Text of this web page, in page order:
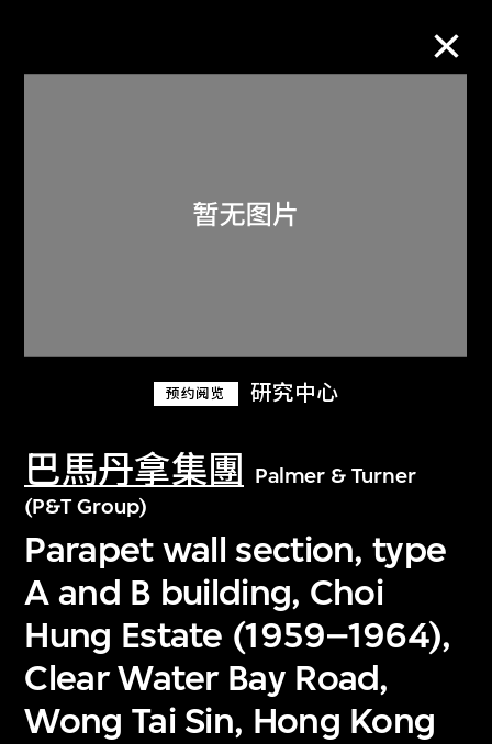
预约阅览 研究中心
巴馬丹拿集團
Palmer & Turner
(P&T Group)
Parapet wall section, type
A and B building, Choi
Hung Estate (1959–1964),
Clear Water Bay Road,
Wong Tai Sin, Hong Kong
关于M+藏品
探索世界顶级的二十及二十一世纪视觉
文化藏品。